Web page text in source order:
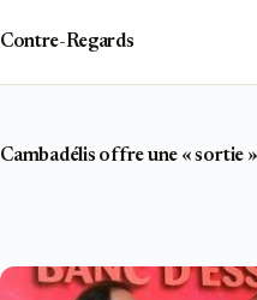
contenu
Contre-Regards
Cambadélis offre une « sortie